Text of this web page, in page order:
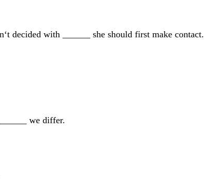
decided with ______ she should first make contact.
we differ.